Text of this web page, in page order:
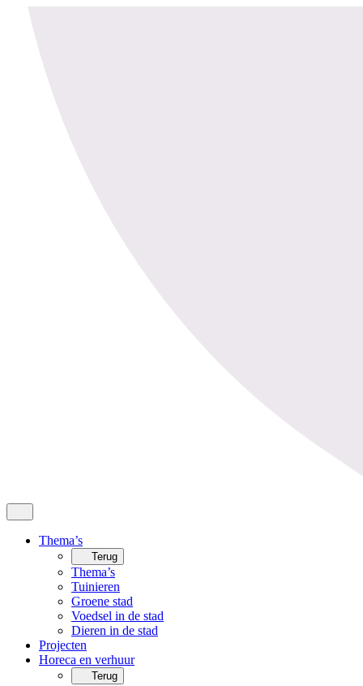
Thema’s
Terug
Thema’s
Tuinieren
Groene stad
Voedsel in de stad
Dieren in de stad
Projecten
Horeca en verhuur
Terug